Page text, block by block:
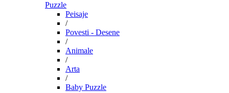
Puzzle
Peisaje
/
Povesti - Desene
/
Animale
/
Arta
/
Baby Puzzle